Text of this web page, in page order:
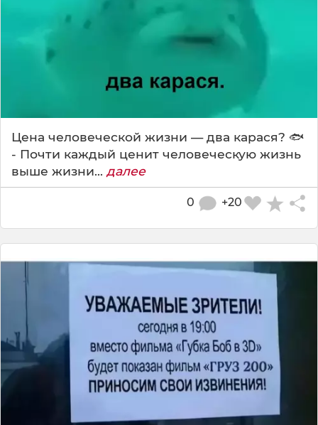
Цена человеческой жизни — два карася? 🐟
- Почти каждый ценит человеческую жизнь
выше жизни... далее
+20
0